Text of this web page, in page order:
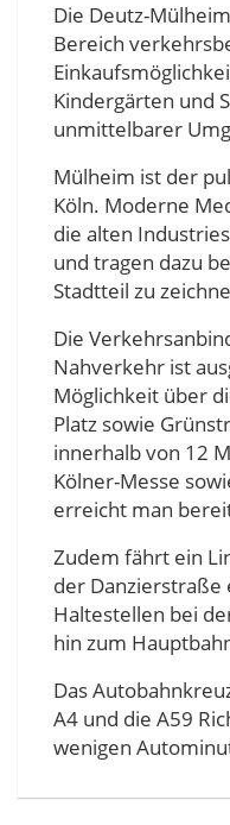
Die Deutz-
Bereich
Kindergärten und
unmittelbarer
Mülheim ist der
Köln. Moderne
die alten
und tragen dazu
Stadtteil zu
Die
Nahverkehr ist
Möglichkeit über
Platz sowie
innerhalb von 12
Kölner-Messe
erreicht man
Zudem fährt ein
der Danzierstraße
Haltestellen bei
hin zum
Das
A4 und die A59
wenigen